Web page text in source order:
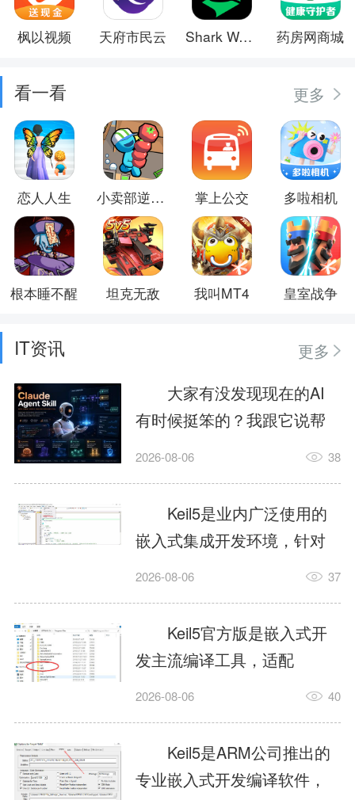
枫以视频 天府市民云 Shark Wear 药房网商城
看一看 更多
恋人人生 小卖部逆袭记 掌上公交 多啦相机
根本睡不醒 坦克无敌 我叫MT4 皇室战争
IT资讯
更多
大家有没发现现在的AI
有时候挺笨的？我跟它说帮
我订个明天早上的闹钟，它
这样？因为AI，就是个只会
耍嘴皮子的书呆子。它脑子
里有海量知识，但没有真正
激发出来实力。而
AgentSkill，就是给AI大脑装
上的一双机械手，它真的能
解决很多问题。1什么是
AgentSkillSkill指...
2026-08-06 38
Keil5是业内广泛使用的
嵌入式集成开发环境，针对
ARM、51内核单片机提供编
力，代码编译稳定，调试工
具成熟，大量开源项目基于
该平台开发。新项目需要单
独下载对应芯片支持包，新
手配置难度较高，正版商业
授权费用不菲，未授权版本
存在程序容量限制，适合硬
2026-08-06 37
Keil5官方版是嵌入式开
发主流编译工具，适配
STM32、51单片机等多款芯
在线调试、代码仿真，兼容
众多厂商芯片安装包。软件
需要手动添加器件库，初次
2026-08-06 40
Keil5是ARM公司推出的
专业嵌入式开发编译软件，